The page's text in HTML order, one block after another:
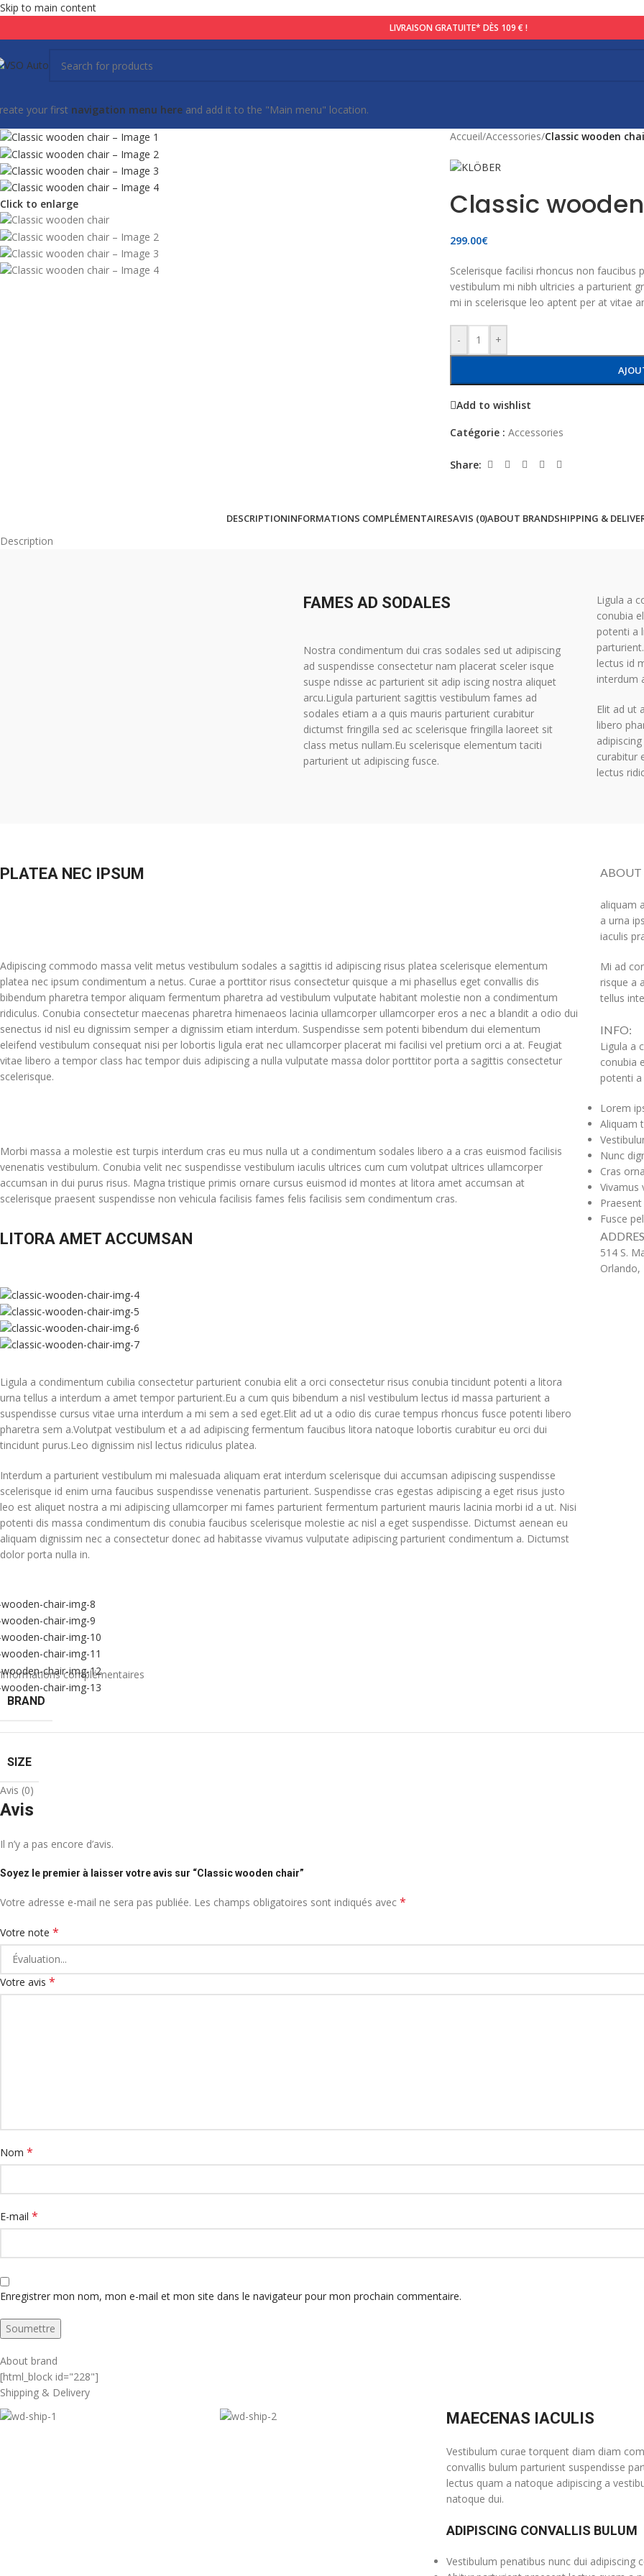
Skip to main content
LIVRAISON GRATUITE* DÈS 109 € !
your first navigation menu here and add it to the "Main menu" location.
Click to enlarge
Accueil/Accessories/Classic wooden
Classic
299.00€
Scelerisque facilisi rhoncus non
vestibulum mi nibh ultricies a parturient
mi in scelerisque leo aptent per at vitae
- +
Add to wishlist
Catégorie : Accessories
Share:
DESCRIPTIONINFORMATIONS COMPLÉMENTAIRESAVIS (0)ABOUT BRANDSHIPPING &
Description
FAMES AD SODALES
Nostra condimentum dui cras sodales sed ut adipiscing
ad suspendisse consectetur nam placerat sceler isque
suspe ndisse ac parturient sit adip iscing nostra aliquet
arcu.Ligula parturient sagittis vestibulum fames ad
sodales etiam a a quis mauris parturient curabitur
dictumst fringilla sed ac scelerisque fringilla laoreet sit
class metus nullam.Eu scelerisque elementum taciti
parturient ut adipiscing fusce.
Ligula a
conubia
potenti a
lectus id
interdum
Elit ad ut
libero
curabitur
lectus
PLATEA NEC IPSUM
Adipiscing commodo massa velit metus vestibulum sodales a sagittis id adipiscing risus platea scelerisque elementum
platea nec ipsum condimentum a netus. Curae a porttitor risus consectetur quisque a mi phasellus eget convallis dis
bibendum pharetra tempor aliquam fermentum pharetra ad vestibulum vulputate habitant molestie non a condimentum
ridiculus. Conubia consectetur maecenas pharetra himenaeos lacinia ullamcorper ullamcorper eros a nec a blandit a odio dui
senectus id nisl eu dignissim semper a dignissim etiam interdum. Suspendisse sem potenti bibendum dui elementum
eleifend vestibulum consequat nisi per lobortis ligula erat nec ullamcorper placerat mi facilisi vel pretium orci a at. Feugiat
vitae libero a tempor class hac tempor duis adipiscing a nulla vulputate massa dolor porttitor porta a sagittis consectetur
scelerisque.
Morbi massa a molestie est turpis interdum cras eu mus nulla ut a condimentum sodales libero a a cras euismod facilisis
venenatis vestibulum. Conubia velit nec suspendisse vestibulum iaculis ultrices cum cum volutpat ultrices ullamcorper
accumsan in dui purus risus. Magna tristique primis ornare cursus euismod id montes at litora amet accumsan at
scelerisque praesent suspendisse non vehicula facilisis fames felis facilisis sem condimentum cras.
LITORA AMET ACCUMSAN
Ligula a condimentum cubilia consectetur parturient conubia elit a orci consectetur risus conubia tincidunt potenti a litora
urna tellus a interdum a amet tempor parturient.Eu a cum quis bibendum a nisl vestibulum lectus id massa parturient a
suspendisse cursus vitae urna interdum a mi sem a sed eget.Elit ad ut a odio dis curae tempus rhoncus fusce potenti libero
pharetra sem a.Volutpat vestibulum et a ad adipiscing fermentum faucibus litora natoque lobortis curabitur eu orci dui
tincidunt purus.Leo dignissim nisl lectus ridiculus platea.
Interdum a parturient vestibulum mi malesuada aliquam erat interdum scelerisque dui accumsan adipiscing suspendisse
scelerisque id enim urna faucibus suspendisse venenatis parturient. Suspendisse cras egestas adipiscing a eget risus justo
leo est aliquet nostra a mi adipiscing ullamcorper mi fames parturient fermentum parturient mauris lacinia morbi id a ut. Nisi
potenti dis massa condimentum dis conubia faucibus scelerisque molestie ac nisl a eget suspendisse. Dictumst aenean eu
aliquam dignissim nec a consectetur donec ad habitasse vivamus vulputate adipiscing parturient condimentum a. Dictumst
dolor porta nulla in.
ABOUT
aliquam
a urna
iaculis
Mi ad
risque a
tellus
INFO:
Ligula a
conubia
potenti a
Lorem
Aliquam
Nunc
Cras
Vivamus
Fusce
514 S.
Orlando,
Informations complémentaires
BRAND
SIZE
Avis (0)
Avis
Il n’y a pas encore d’avis.
Soyez le premier à laisser votre avis sur “Classic wooden chair”
Votre adresse e-mail ne sera pas publiée. Les champs obligatoires sont indiqués avec *
Votre note *
Votre avis *
Nom *
E-mail *
Enregistrer mon nom, mon e-mail et mon site dans le navigateur pour mon prochain commentaire.
About brand
[html_block id="228"]
Shipping & Delivery
MAECENAS IACULIS
Vestibulum curae torquent diam diam
convallis bulum parturient suspendisse
lectus quam a natoque adipiscing a
natoque dui.
ADIPISCING CONVALLIS BULUM
Vestibulum penatibus nunc dui adipiscing